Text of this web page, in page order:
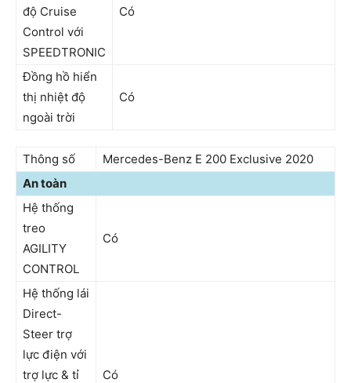
độ Cruise
Control với
SPEEDTRONIC
Có
Đồng hồ hiển
thị nhiệt độ
ngoài trời
Có
Thông số
Mercedes-Benz E 200 Exclusive 2020
An toàn
Hệ thống
treo
AGILITY
CONTROL
Có
Hệ thống lái
Direct-
Steer trợ
lực điện với
trợ lực & tỉ
Có